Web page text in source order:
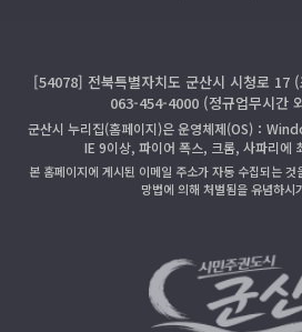
[54078] 전북특별자치도 군산시 시청로 17
063-454-4000 (정규업무시간
군산시 누리집(홈페이지)은 운영체제(OS)：
IE 9이상, 파이어 폭스, 크롬, 사파리에
본 홈페이지에 게시된 이메일 주소가 자동 수집되는
망법에 의해 처벌됨을 유념하시